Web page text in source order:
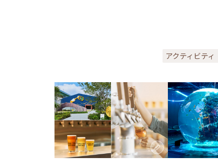
アクティビティ